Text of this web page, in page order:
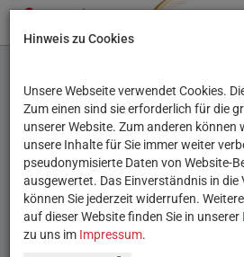
Neue
Schulstufen
Im Service-Bereich sind
Buchempfehlungen zu
auch einige zum Thema
Hinweis zu Cookies
Unsere Webseite verwendet Cookies.
Zum einen sind sie erforderlich für die
unserer Website. Zum anderen können
unsere Inhalte für Sie immer weiter
pseudonymisierte Daten von Website-
ausgewertet. Das Einverständnis in die
können Sie jederzeit widerrufen.
auf dieser Website finden Sie in unserer
zu uns im Impressum.